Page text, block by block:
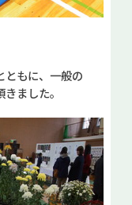
もに、一般の
ました。